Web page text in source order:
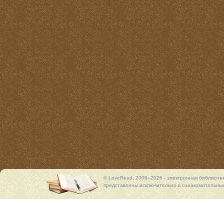
© LoveRead, 2009–2026 - электронная
представлены исключительно в